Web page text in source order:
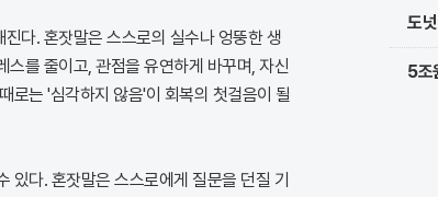
다. 혼잣말은 스스로의 실수나 엉뚱한 생
를 줄이고, 관점을 유연하게 바꾸며, 자신
로는 '심각하지 않음'이 회복의 첫걸음이 될
있다. 혼잣말은 스스로에게 질문을 던질 기
도
5조